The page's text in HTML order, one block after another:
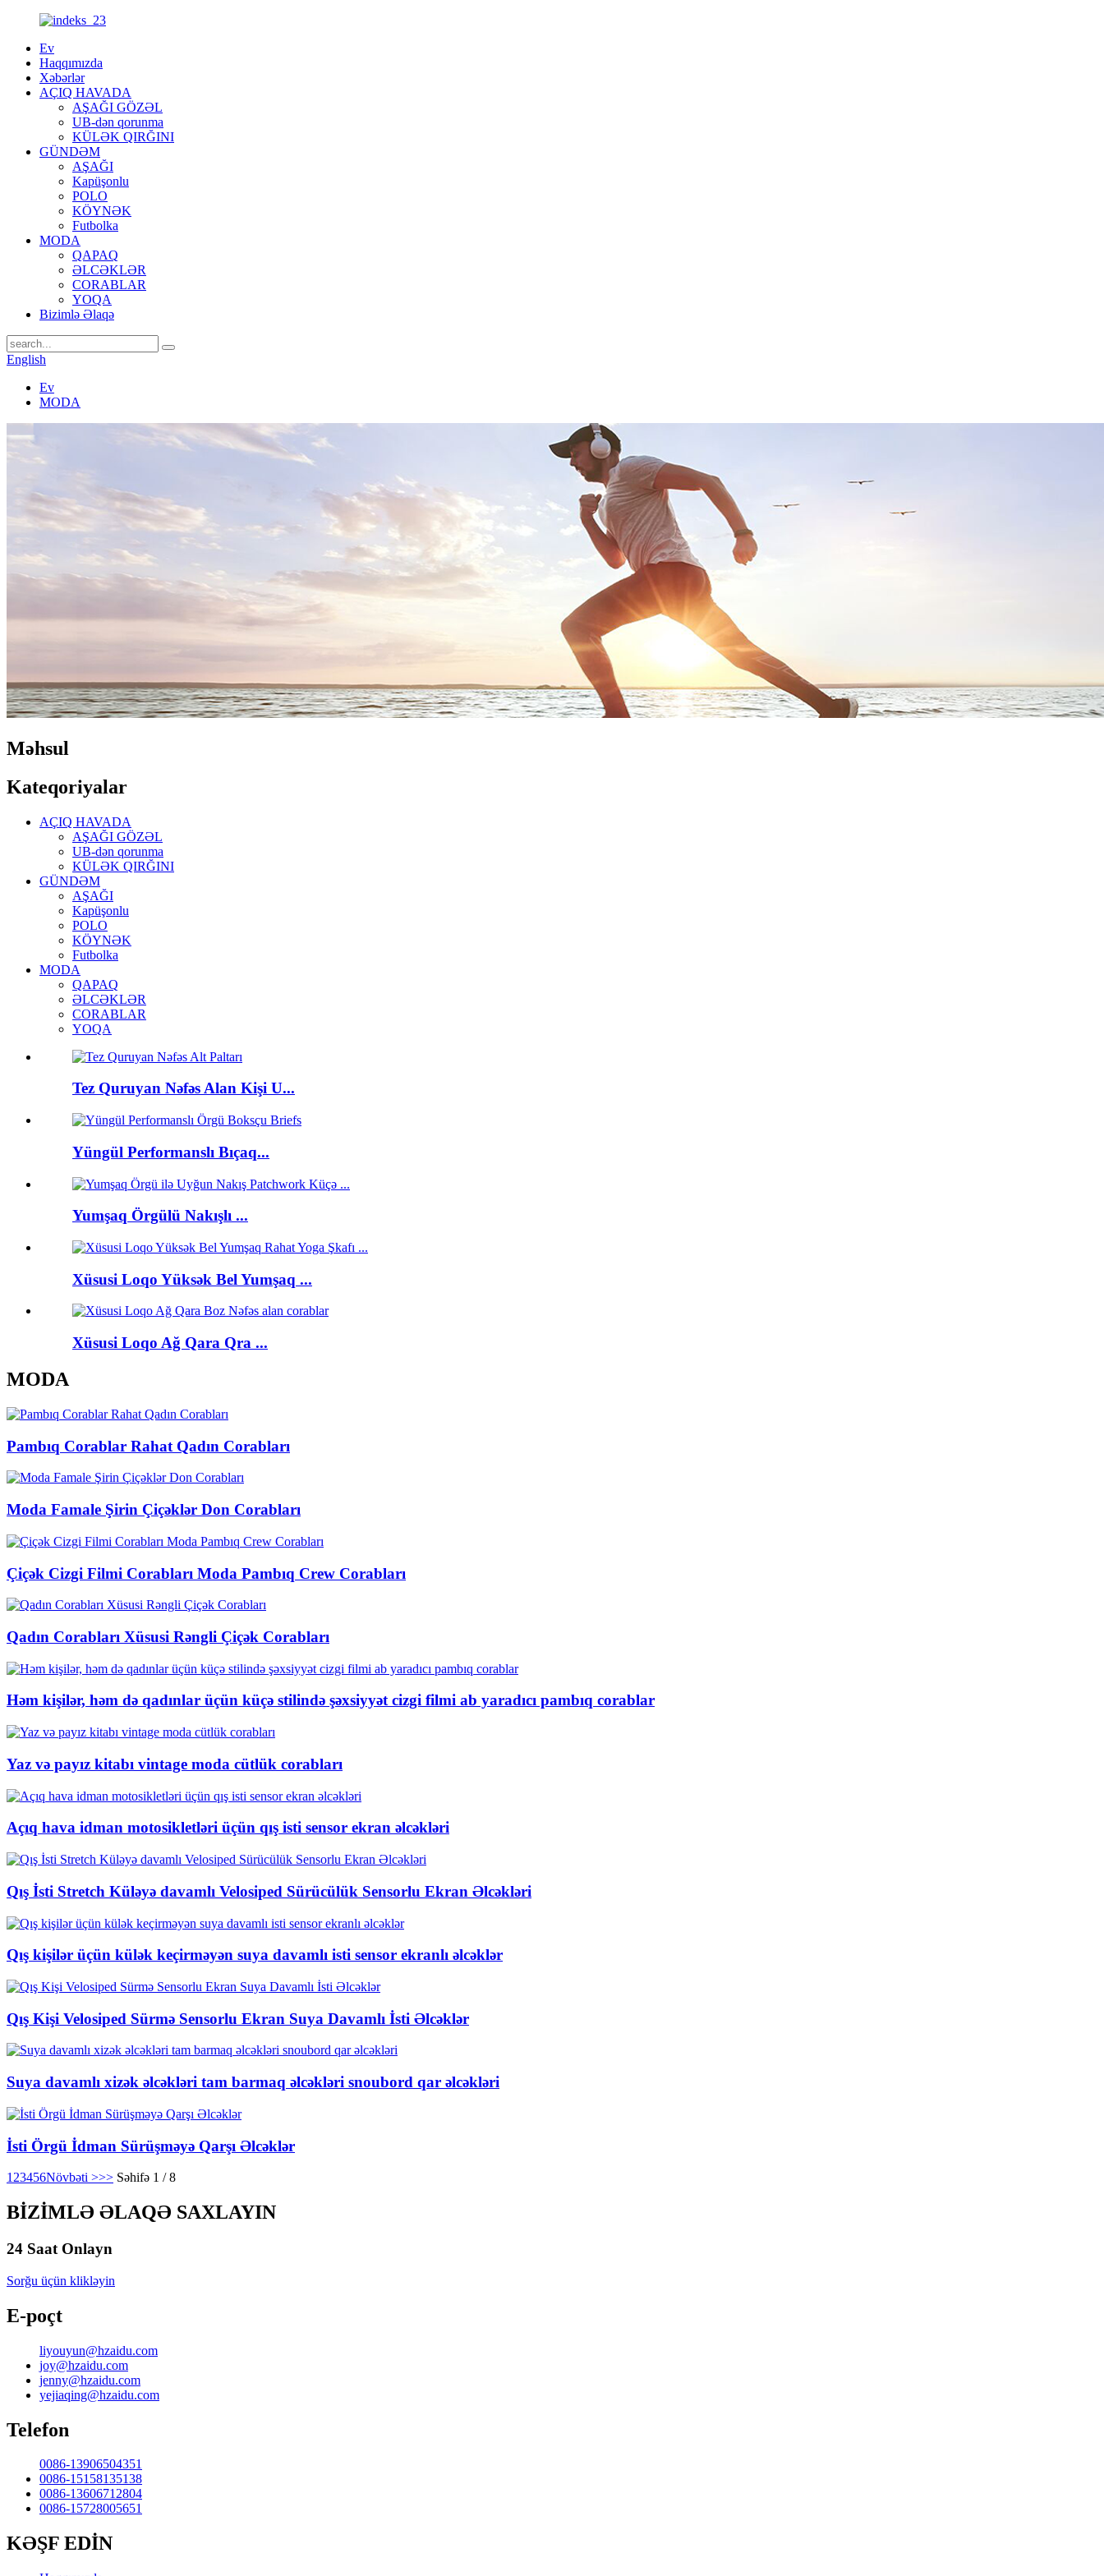
Ev
Haqqımızda
Xəbərlər
AÇIQ HAVADA
AŞAĞI GÖZƏL
UB-dən qorunma
KÜLƏK QIRĞINI
GÜNDƏM
AŞAĞI
Kapüşonlu
POLO
KÖYNƏK
Futbolka
MODA
QAPAQ
ƏLCƏKLƏR
CORABLAR
YOQA
Bizimlə Əlaqə
English
Ev
MODA
Məhsul
Kateqoriyalar
AÇIQ HAVADA
AŞAĞI GÖZƏL
UB-dən qorunma
KÜLƏK QIRĞINI
GÜNDƏM
AŞAĞI
Kapüşonlu
POLO
KÖYNƏK
Futbolka
MODA
QAPAQ
ƏLCƏKLƏR
CORABLAR
YOQA
Tez Quruyan Nəfəs Alan Kişi U...
Yüngül Performanslı Bıçaq...
Yumşaq Örgülü Nakışlı ...
Xüsusi Loqo Yüksək Bel Yumşaq ...
Xüsusi Loqo Ağ Qara Qra ...
MODA
Pambıq Corablar Rahat Qadın Corabları
Moda Famale Şirin Çiçəklər Don Corabları
Çiçək Cizgi Filmi Corabları Moda Pambıq Crew Corabları
Qadın Corabları Xüsusi Rəngli Çiçək Corabları
Həm kişilər, həm də qadınlar üçün küçə stilində şəxsiyyət cizgi filmi ab yaradıcı pambıq corablar
Yaz və payız kitabı vintage moda cütlük corabları
Açıq hava idman motosikletləri üçün qış isti sensor ekran əlcəkləri
Qış İsti Stretch Küləyə davamlı Velosiped Sürücülük Sensorlu Ekran Əlcəkləri
Qış kişilər üçün külək keçirməyən suya davamlı isti sensor ekranlı əlcəklər
Qış Kişi Velosiped Sürmə Sensorlu Ekran Suya Davamlı İsti Əlcəklər
Suya davamlı xizək əlcəkləri tam barmaq əlcəkləri snoubord qar əlcəkləri
İsti Örgü İdman Sürüşməyə Qarşı Əlcəklər
1 23456Növbəti >>> Səhifə 1 / 8
BİZİMLƏ ƏLAQƏ SAXLAYIN
24 Saat Onlayn
Sorğu üçün klikləyin
E-poçt
liyouyun@hzaidu.com
joy@hzaidu.com
jenny@hzaidu.com
yejiaqing@hzaidu.com
Telefon
0086-13906504351
0086-15158135138
0086-13606712804
0086-15728005651
KƏŞF EDİN